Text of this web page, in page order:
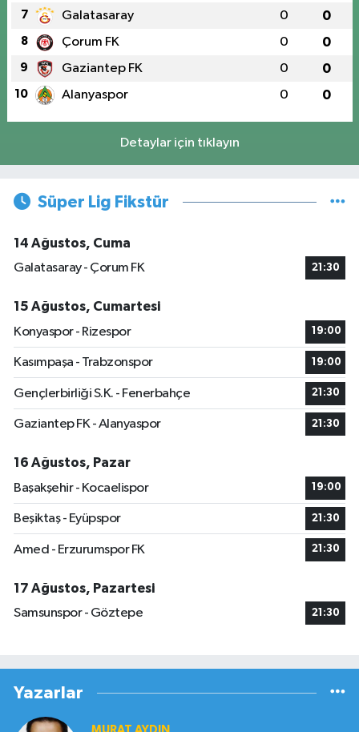
7 Galatasaray 0 0
8 Çorum FK 0 0
9 Gaziantep FK 0 0
10 Alanyaspor 0 0
Detaylar için tıklayın
Süper Lig Fikstür
14 Ağustos, Cuma
Galatasaray - Çorum FK
21:30
15 Ağustos, Cumartesi
Konyaspor - Rizespor
19:00
Kasımpaşa - Trabzonspor 19:00
Gençlerbirliği S.K. - Fenerbahçe 21:30
Gaziantep FK - Alanyaspor 21:30
16 Ağustos, Pazar
Başakşehir - Kocaelispor
19:00
Beşiktaş - Eyüpspor 21:30
Amed - Erzurumspor FK 21:30
17 Ağustos, Pazartesi
Samsunspor - Göztepe
21:30
Yazarlar